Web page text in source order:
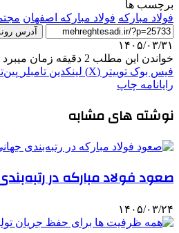
برچسب ها
فولاد مبارکه فولاد مبارکه اصفهان
آدرس
۱۴۰۵/۰۳/۳۱
خواندن این مطلب 2 دقیقه زمان میبرد
فیس بوک توییتر (X) لینکدین ‫تامبلر
رایانامه چاپ
نوشته های مشابه
صعود فولاد مبارکه در
۱۴۰۵/۰۳/۲۴